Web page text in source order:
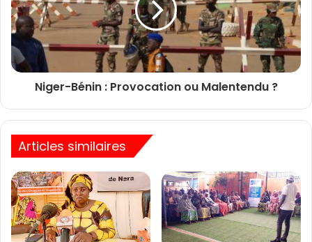
Niger-Bénin : Provocation ou Malentendu ?
Articles similaires